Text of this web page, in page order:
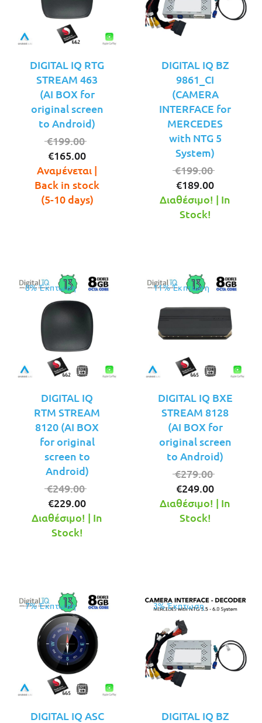
DIGITAL IQ RTG
STREAM 463
(AI BOX for
original screen
to Android)
€199.00
was:
€199.00.
€165.00
τρέχουσα
τιμή
είναι:
Αναμένεται |
Back in stock
(5-10 days)
DIGITAL IQ BZ
9861_CI
(CAMERA
INTERFACE for
MERCEDES
with NTG 5
System)
€199.00
was:
€189.00
τρέχουσα
Διαθέσιμο! | In
Stock!
8% Έκπτωση
DIGITAL IQ
RTM STREAM
8120 (AI BOX
for original
screen to
Android)
€249.00
was:
€229.00
τρέχουσα
Διαθέσιμο! | In
Stock!
11% Έκπτωση
DIGITAL IQ BXE
STREAM 8128
(AI BOX for
original screen
to Android)
€279.00
was:
€249.00
τρέχουσα
Διαθέσιμο! | In
Stock!
7% Έκπτωση
DIGITAL IQ ASC
3% Έκπτωση
DIGITAL IQ BZ